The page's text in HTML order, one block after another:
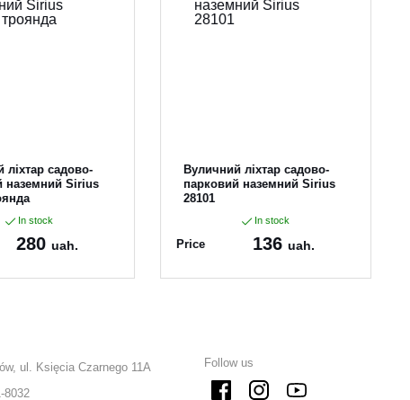
ліхтар садово-
наземний Sirius
In stock
280 uah.
Вуличний ліхтар садово-
парковий наземний Sirius
28101
In stock
Price 136 uah.
ul. Księcia Czarnego 11A
8032
Follow us